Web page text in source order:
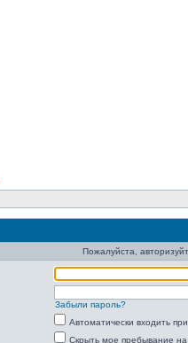
Пожалуйста,
Забыли пароль?
Автоматически входить
Скрыть мое пребывание